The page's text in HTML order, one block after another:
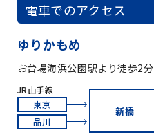
電車でのアクセス
ゆりかもめ
お台場海浜公園駅より徒歩2分
JR山手線
東京
品川
新橋